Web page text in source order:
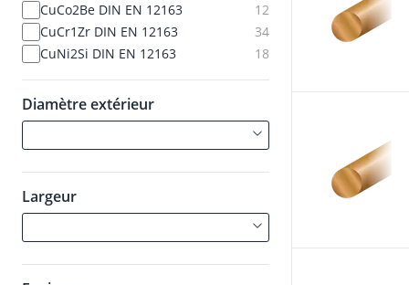
CuCo2Be DIN EN 12163
12
CuCr1Zr DIN EN 12163
34
CuNi2Si DIN EN 12163
18
Diamètre extérieur
Largeur